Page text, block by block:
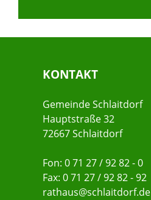
KONTAKT
Gemeinde Schlaitdorf
Hauptstraße 32
72667 Schlaitdorf
Fon: 0 71 27 / 92 82 - 0
Fax: 0 71 27 / 92 82 - 92
rathaus@schlaitdorf.de